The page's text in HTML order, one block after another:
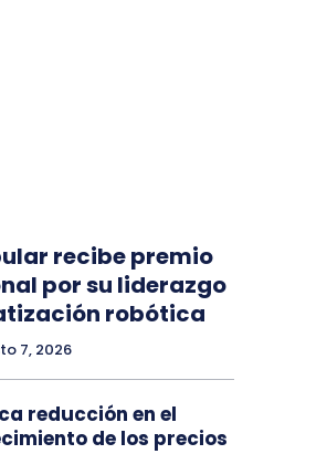
recibe premio
por su liderazgo
robótica
7, 2026
reducción en el
de los precios